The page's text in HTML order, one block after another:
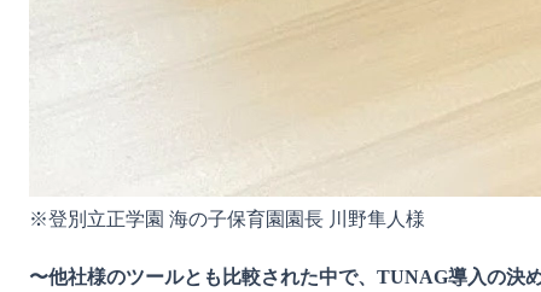
※登別立正学園 海の子保育園園長 川野隼人様
〜他社様のツールとも比較された中で、TUNAG導入の決